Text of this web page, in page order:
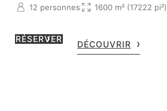
12 personnes 1600 m² (17222 pi²)
RÉSERVER
DÉCOUVRIR